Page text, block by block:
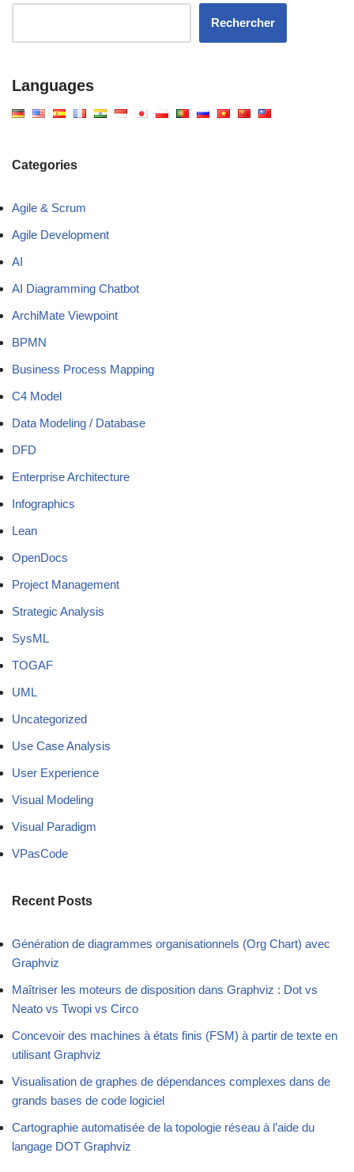
Rechercher
Languages
Categories
Agile & Scrum
Agile Development
AI
AI Diagramming Chatbot
ArchiMate Viewpoint
BPMN
Business Process Mapping
C4 Model
Data Modeling / Database
DFD
Enterprise Architecture
Infographics
Lean
OpenDocs
Project Management
Strategic Analysis
SysML
TOGAF
UML
Uncategorized
Use Case Analysis
User Experience
Visual Modeling
Visual Paradigm
VPasCode
Recent Posts
Génération de diagrammes organisationnels (Org Chart) avec
Graphviz
Maîtriser les moteurs de disposition dans Graphviz : Dot vs
Neato vs Twopi vs Circo
Concevoir des machines à états finis (FSM) à partir de texte en
utilisant Graphviz
Visualisation de graphes de dépendances complexes dans de
grands bases de code logiciel
Cartographie automatisée de la topologie réseau à l’aide du
langage DOT Graphviz